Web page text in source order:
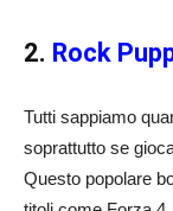
2. Rock
Tutti sappiamo
soprattutto se
Questo popolare